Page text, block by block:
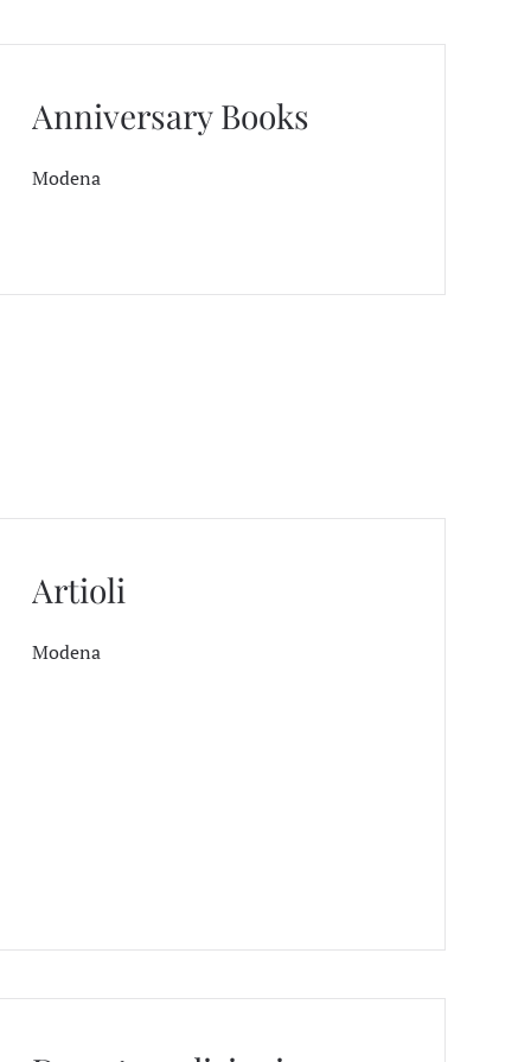
Anniversary Books
Modena
Artioli
Modena